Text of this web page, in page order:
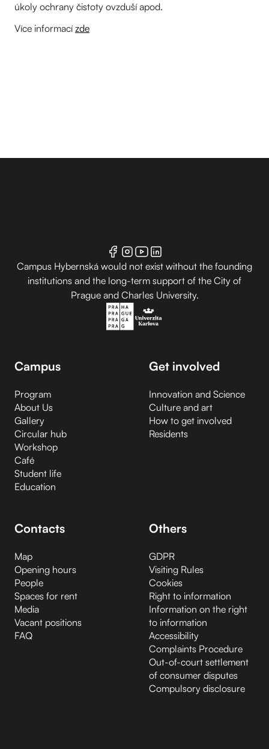
úkoly ochrany čistoty ovzduší apod.
Více informacízde
Campus Hybernská would not exist without the founding
institutions and the long-term support of the City of
Prague and Charles University.
Campus
Program
About Us
Gallery
Circular hub
Workshop
Café
Student life
Education
Get involved
Innovation and Science
Culture and art
How to get involved
Residents
Contacts
Map
Opening hours
People
Spaces for rent
Media
Vacant positions
FAQ
Others
GDPR
Visiting Rules
Cookies
Right to information
Information on the right
to information
Accessibility
Complaints Procedure
Out-of-court settlement
of consumer disputes
Compulsory disclosure